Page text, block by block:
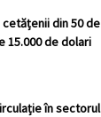
din 50 de
15.000 de dolari
în sectorul